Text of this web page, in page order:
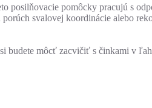
posilňovacie pomôcky pracujú s
svalovej koordinácie alebo
môcť zacvičiť s činkami v